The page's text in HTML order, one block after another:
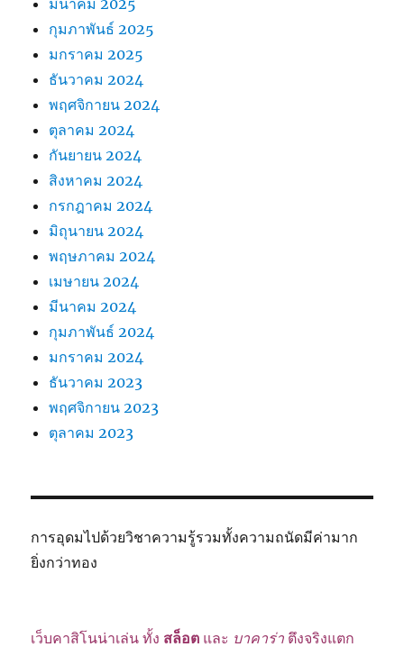
มีนาคม 2025
กุมภาพันธ์ 2025
มกราคม 2025
ธันวาคม 2024
พฤศจิกายน 2024
ตุลาคม 2024
กันยายน 2024
สิงหาคม 2024
กรกฎาคม 2024
มิถุนายน 2024
พฤษภาคม 2024
เมษายน 2024
มีนาคม 2024
กุมภาพันธ์ 2024
มกราคม 2024
ธันวาคม 2023
พฤศจิกายน 2023
ตุลาคม 2023
การอุดมไปด้วยวิชาความรู้รวมทั้งความถนัดมีค่ามาก
ยิ่งกว่าทอง
เว็บคาสิโนน่าเล่น ทั้ง สล็อต และ บาคาร่า ตึงจริงแตก